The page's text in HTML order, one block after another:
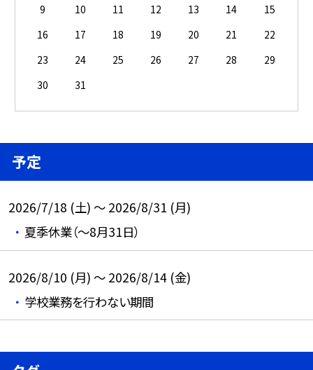
9
10 11 12 13 14
15
16
17 18 19 20 21
22
23
24 25 26 27 28
29
30
31
予定
2026/7/18 (土) ～ 2026/8/31 (月)
夏季休業（～8月31日）
2026/8/10 (月) ～ 2026/8/14 (金)
学校業務を行わない期間